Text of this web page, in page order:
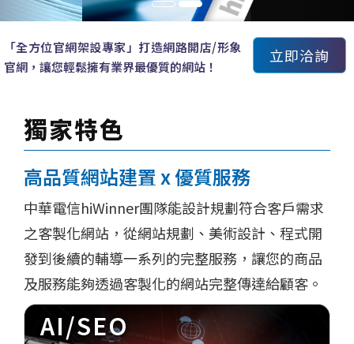
「全方位官網架設專家」打造網路開店/形象
官網，讓您輕鬆擁有業界最優質的網站！
立即洽詢
獨家特色
高品質網站建置 x 優質服務
中華電信hiWinner團隊能設計規劃符合客戶需求
之客製化網站，從網站規劃、美術設計、程式開
發到後續的輔導一系列的完整服務，讓您的商品
及服務能夠透過客製化的網站完整傳達給顧客。
AI/SEO